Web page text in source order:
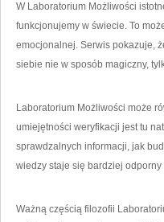
W Laboratorium Możliwości
funkcjonujemy w świecie. To
emocjonalnej. Serwis pokazuje,
siebie nie w sposób magiczny,
Laboratorium Możliwości może
umiejętności weryfikacji jest tu
sprawdzalnych informacji, jak
wiedzy staje się bardziej
Ważną częścią filozofii